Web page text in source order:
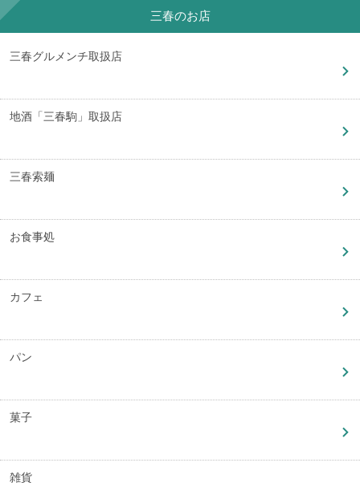
三春のお店
三春グルメンチ取扱店
地酒「三春駒」取扱店
三春索麺
お食事処
カフェ
パン
菓子
雑貨